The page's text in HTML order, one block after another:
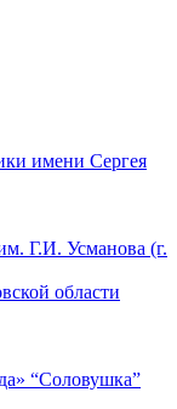
имени Сергея
Г.И. Усманова (г.
области
“Соловушка”